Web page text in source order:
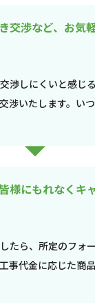
交渉など、お気
渉しにくいと感じ
渉いたします。い
様にもれなくキ
たら、所定のフォ
事代金に応じた商